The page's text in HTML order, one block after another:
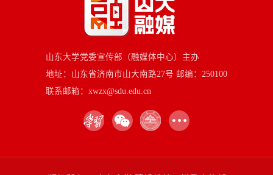
山东大学党委宣传部（融媒体中心）主办
地址：山东省济南市山大南路27号 邮编：250100
联系邮箱：xwzx@sdu.edu.cn